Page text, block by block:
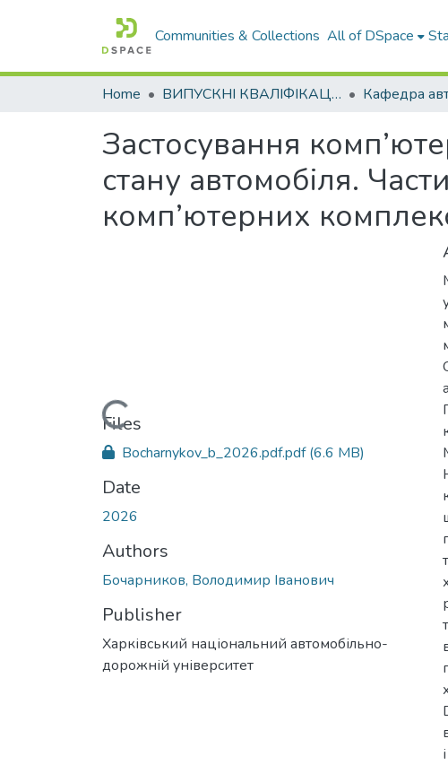
Communities & Collections All of DSpace
Home ВИПУСКНІ КВАЛІФІКАЦІЙНІ РОБОТИ
Застосування
стану автомобіля.
комп’ютерних
Loading...
Files
Bocharnykov_b_2026.pdf.pdf(6.6 MB)
Date
2026
Authors
Бочарников, Володимир Іванович
Publisher
Харківський національний автомобільно-
дорожній університет